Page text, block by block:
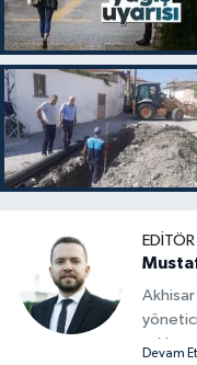
Devam Et